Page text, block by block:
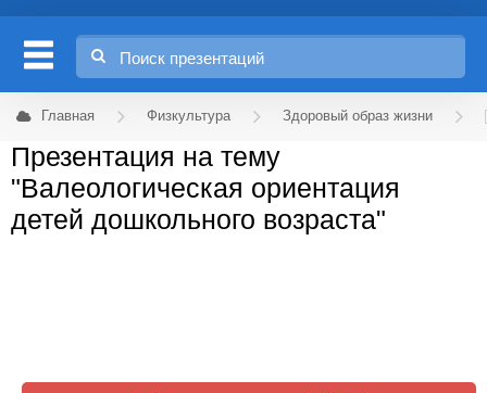
Главная Физкультура Здоровый образ жизни
Презентация на тему
"Валеологическая ориентация
детей дошкольного возраста"